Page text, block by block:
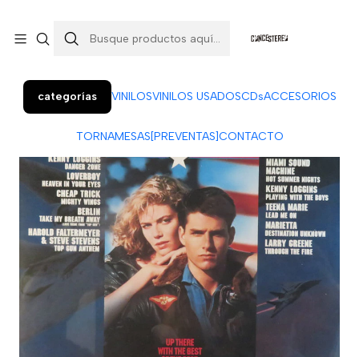
categorías VINILOSVINILOS USADOSCDsACCESORIOS
TORNAMESAS[PREVENTAS]CONTACTO